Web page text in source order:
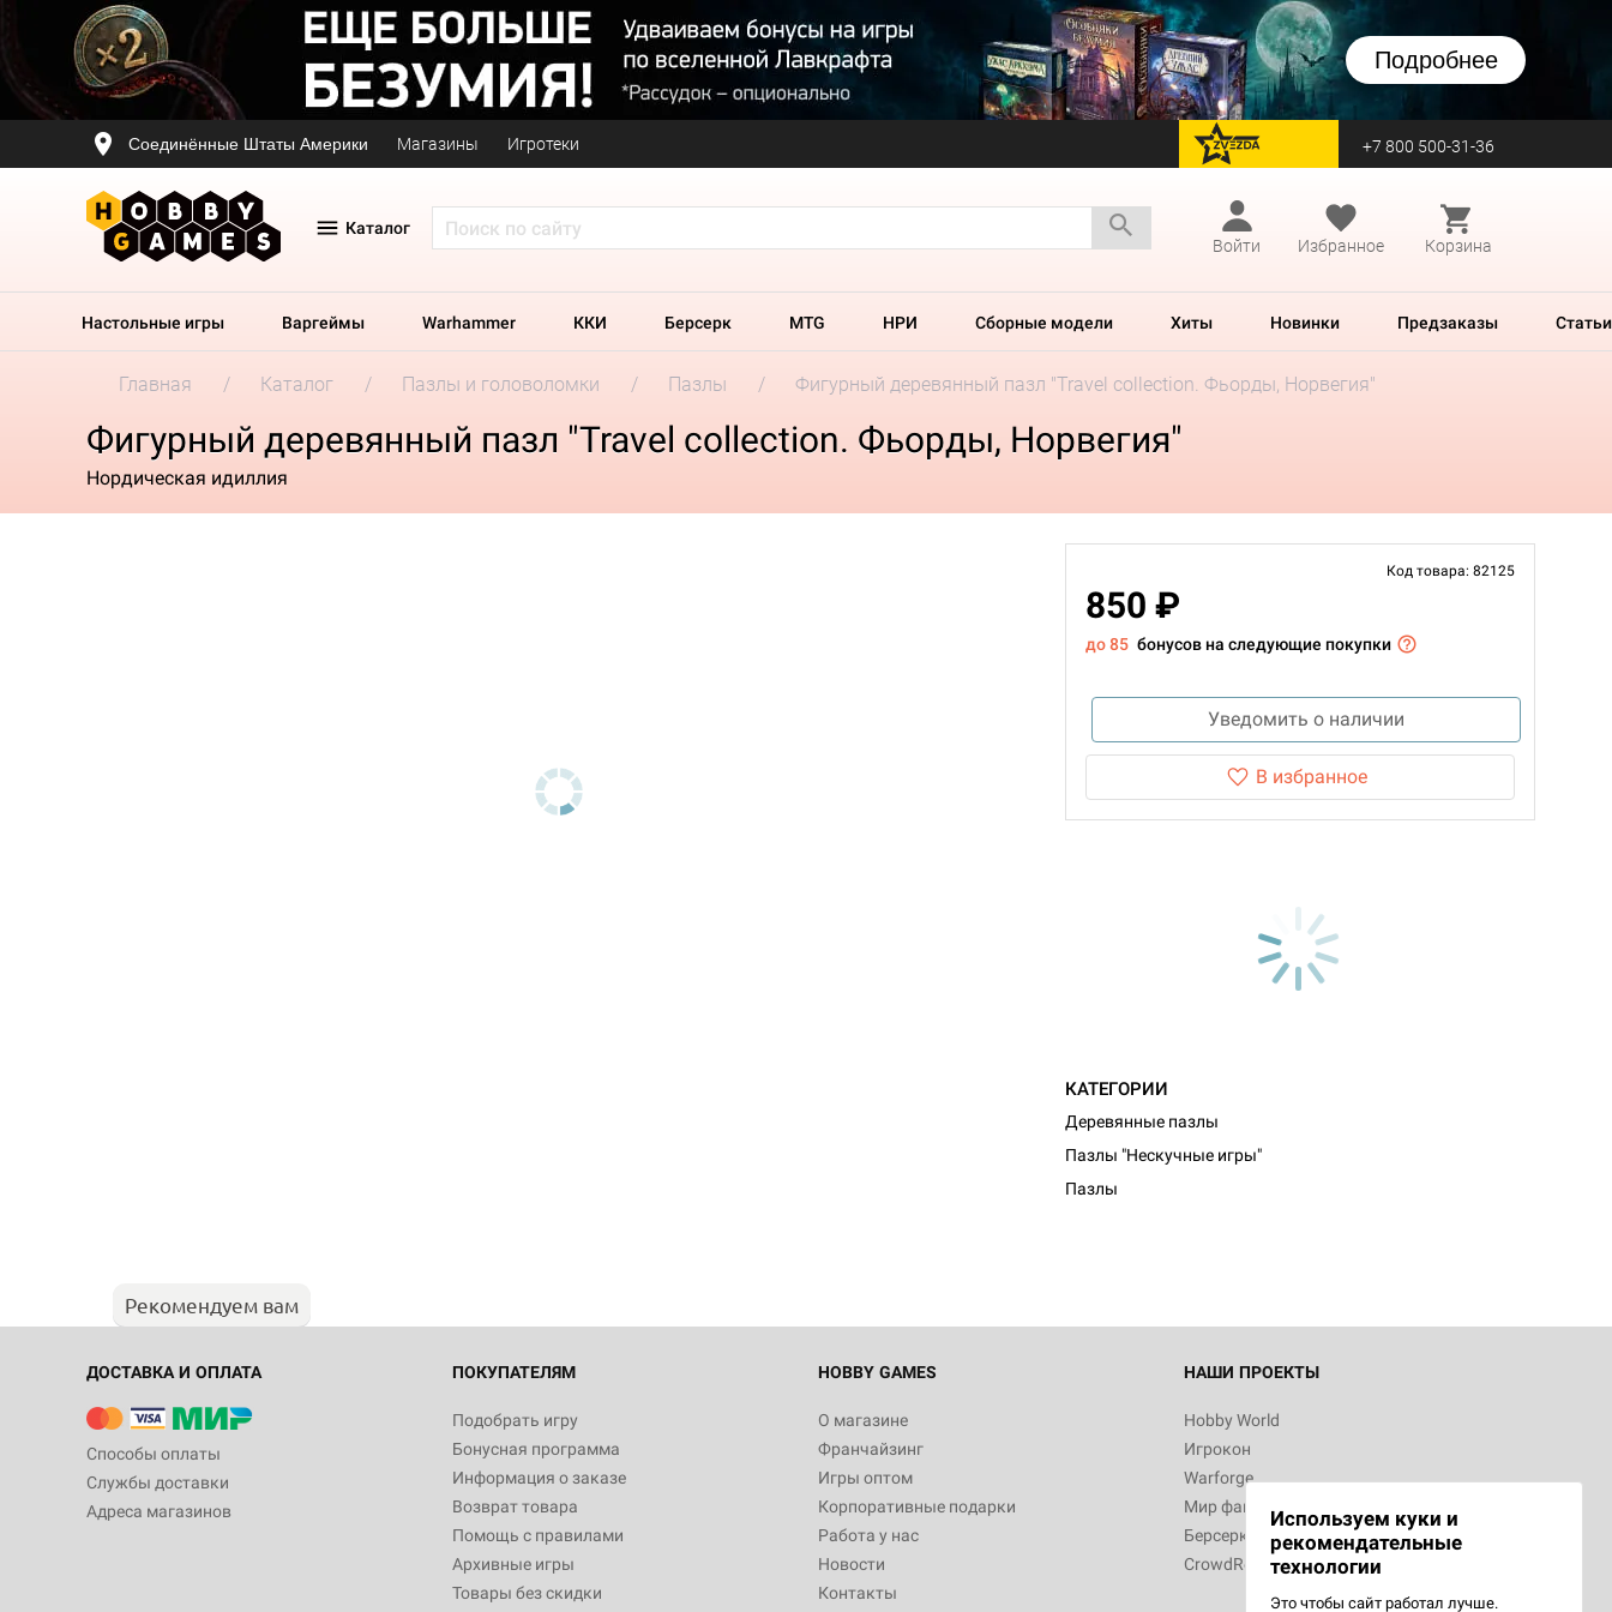
Подробнее
Соединённые Штаты Америки Магазины Игротеки перейти на Zvezda +7 800 500-31-36
Каталог
Войти
Избранное Корзина
Настольные игры Варгеймы Warhammer ККИ Берсерк MTG НРИ Сборные модели Хиты Новинки Предзаказы Статьи
Главная Каталог Пазлы и головоломки Пазлы Фигурный деревянный пазл "Travel collection. Фьорды, Норвегия"
Фигурный деревянный пазл "Travel collection. Фьорды, Норвегия"
Нордическая идиллия
Код товара: 82125
850 ₽
до 85 бонусов на следующие покупки
Уведомить о наличии
В избранное
КАТЕГОРИИ
Деревянные пазлы
Пазлы "Нескучные игры"
Пазлы
Рекомендуем вам
ДОСТАВКА И ОПЛАТА
Способы оплаты
Службы доставки
Адреса магазинов
ПОКУПАТЕЛЯМ
Подобрать игру
Бонусная программа
Информация о заказе
Возврат товара
Помощь с правилами
Архивные игры
Товары без скидки
HOBBY GAMES
О магазине
Франчайзинг
Игры оптом
Корпоративные подарки
Работа у нас
Новости
Контакты
НАШИ ПРОЕКТЫ
Hobby World
Игрокон
Warforge
Мир фантастики
Берсерк
CrowdRepublic
Используем куки и
рекомендательные
технологии
Это чтобы сайт работал лучше.